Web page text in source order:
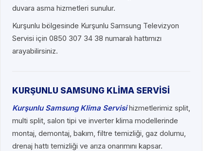
duvara asma hizmetleri sunulur.
Kurşunlu bölgesinde Kurşunlu Samsung Televizyon
Servisi için 0850 307 34 38 numaralı hattımızı
arayabilirsiniz.
KURŞUNLU SAMSUNG KLİMA SERVİSİ
Kurşunlu Samsung Klima Servisihizmetlerimiz split,
multi split, salon tipi ve inverter klima modellerinde
montaj, demontaj, bakım, filtre temizliği, gaz dolumu,
drenaj hattı temizliği ve arıza onarımını kapsar.